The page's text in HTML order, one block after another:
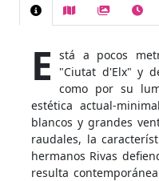
E stá a pocos
"Ciutat d'Elx" y
como por su
estética actual-
blancos y grandes
raudales, la
hermanos Rivas
resulta